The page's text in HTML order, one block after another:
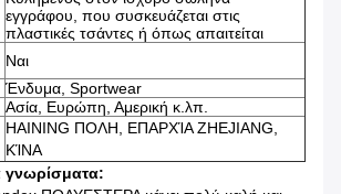
εγγράφου, που συσκευάζεται στις
πλαστικές τσάντες ή όπως απαιτείται
Ναι
Ένδυμα, Sportwear
Ασία, Ευρώπη, Αμερική κ.λπ.
HAINING ΠΟΛΗ, ΕΠΑΡΧΊΑ ZHEJIANG,
ΚΊΝΑ
γνωρίσματα: